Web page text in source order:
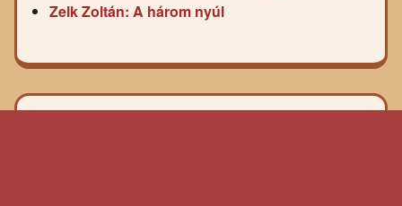
Zelk Zoltán: A három nyúl